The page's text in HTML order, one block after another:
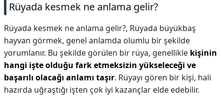
Rüyada kesmek ne anlama gelir?
Rüyada kesmek ne anlama gelir?, Rüyada büyükbaş
hayvan görmek, genel anlamda olumlu bir şekilde
yorumlanır. Bu şekilde görülen bir rüya, genellikle kişinin
hangi işte olduğu fark etmeksizin yükseleceği ve
başarılı olacağı anlamı taşır. Rüyayı gören bir kişi, hali
hazırda uğraştığı işten çok iyi kazançlar elde edebilir.